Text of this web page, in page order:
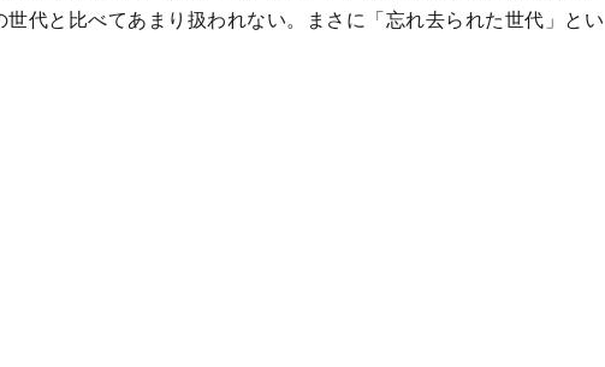
代と比べてあまり扱われない。まさに「忘れ去られた世代」とい